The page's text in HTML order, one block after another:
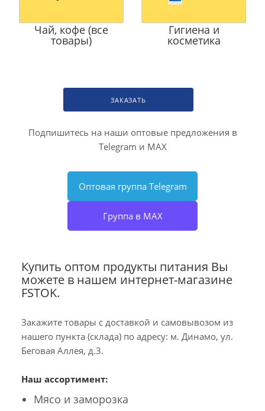
Чай, кофе (все
товары)
Гигиена и
косметика
ЗАКАЗАТЬ
Подпишитесь на наши оптовые предложения в
Telegram и MAX
Оптовая группа Telegram
Группа в MAX
Купить оптом продукты питания Вы
можете в нашем интернет-магазине
FSTOK.
Закажите товары с доставкой и самовывозом из
нашего пункта (склада) по адресу: м. Динамо, ул.
Беговая Аллея, д.3.
Наш ассортимент:
Мясо и заморозка